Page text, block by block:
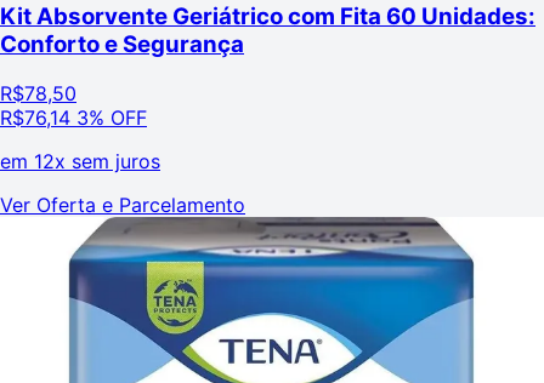
Kit Absorvente Geriátrico com Fita 60 Unidades:
Conforto e Segurança
R$78,50
R$76,14 3% OFF
em 12x sem juros
Ver Oferta e Parcelamento